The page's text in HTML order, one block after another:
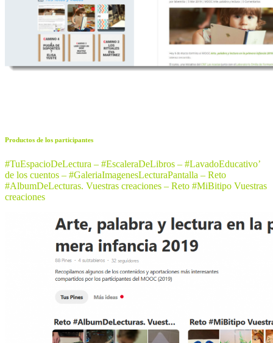
Productos de los participantes
#TuEspacioDeLectura – #EscaleraDeLibros – #LavadoEducativo’
de los cuentos – #GaleriaImagenesLecturaPantalla – Reto
#AlbumDeLecturas. Vuestras creaciones – Reto #MiBitipo Vuestras
creaciones